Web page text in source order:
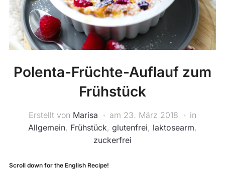
Polenta-Früchte-Auflauf zum
Frühstück
Erstellt von Marisa am 23. März 2018
in
Allgemein, Frühstück, glutenfrei, laktosearm,
zuckerfrei
Scroll down for the English Recipe!